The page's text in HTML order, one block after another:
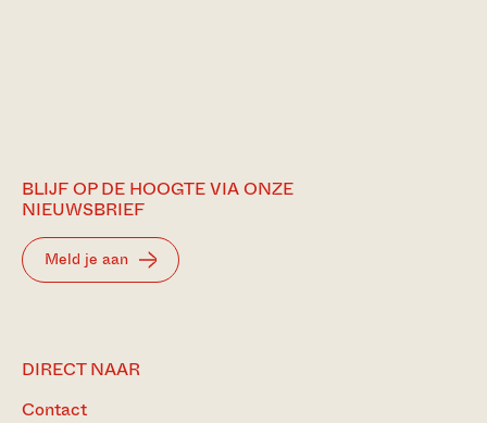
BLIJF OP DE HOOGTE VIA ONZE
NIEUWSBRIEF
Meld je aan
DIRECT NAAR
Contact